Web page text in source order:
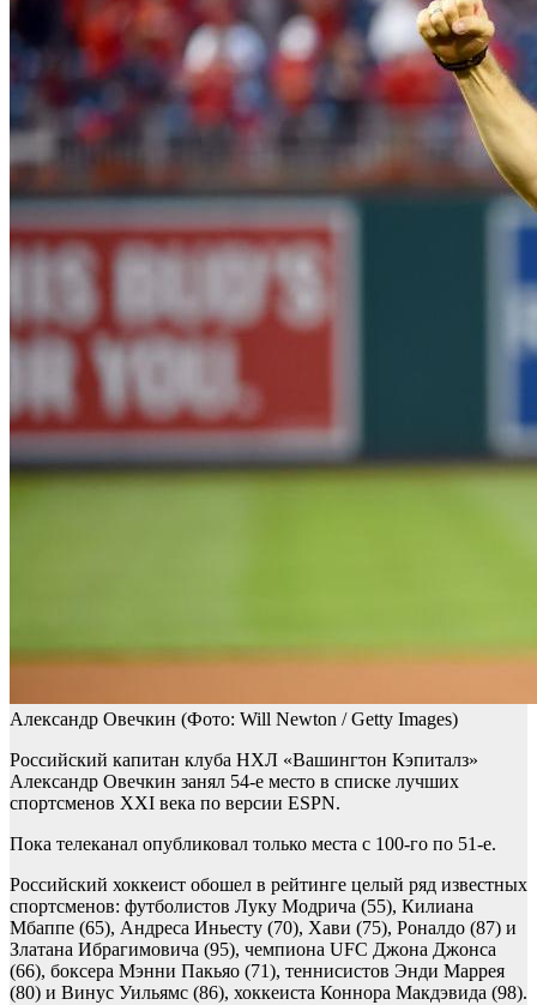
Александр Овечкин (Фото: Will Newton / Getty Images)
Российский капитан клуба НХЛ «Вашингтон Кэпиталз»
Александр Овечкин занял 54-е место в списке лучших
спортсменов ХХI века по версии ESPN.
Пока телеканал опубликовал только места с 100-го по 51-е.
Российский хоккеист обошел в рейтинге целый ряд известных
спортсменов: футболистов Луку Модрича (55), Килиана
Мбаппе (65), Андреса Иньесту (70), Хави (75), Роналдо (87) и
Златана Ибрагимовича (95), чемпиона UFC Джона Джонса
(66), боксера Мэнни Пакьяо (71), теннисистов Энди Маррея
(80) и Винус Уильямс (86), хоккеиста Коннора Макдэвида (98).